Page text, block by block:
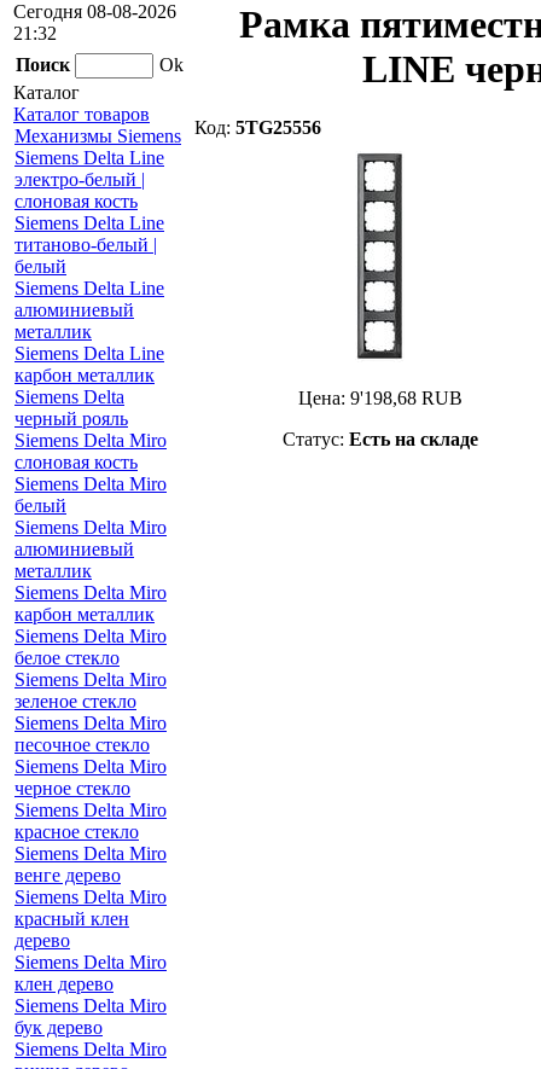
Сегодня 08-08-2026
21:32
Поиск
Ok
Каталог
Каталог товаров
Механизмы Siemens
Siemens Delta Line
электро-белый |
слоновая кость
Siemens Delta Line
титаново-белый |
белый
Siemens Delta Line
алюминиевый
металлик
Siemens Delta Line
карбон металлик
Siemens Delta
черный рояль
Siemens Delta Miro
слоновая кость
Siemens Delta Miro
белый
Siemens Delta Miro
алюминиевый
металлик
Siemens Delta Miro
карбон металлик
Siemens Delta Miro
белое стекло
Siemens Delta Miro
зеленое стекло
Siemens Delta Miro
песочное стекло
Siemens Delta Miro
черное стекло
Siemens Delta Miro
красное стекло
Siemens Delta Miro
венге дерево
Siemens Delta Miro
красный клен
дерево
Siemens Delta Miro
клен дерево
Siemens Delta Miro
бук дерево
Siemens Delta Miro
Рамка
LINE
Код: 5TG25556
Цена: 9'198,68RUB
Статус: Есть на складе